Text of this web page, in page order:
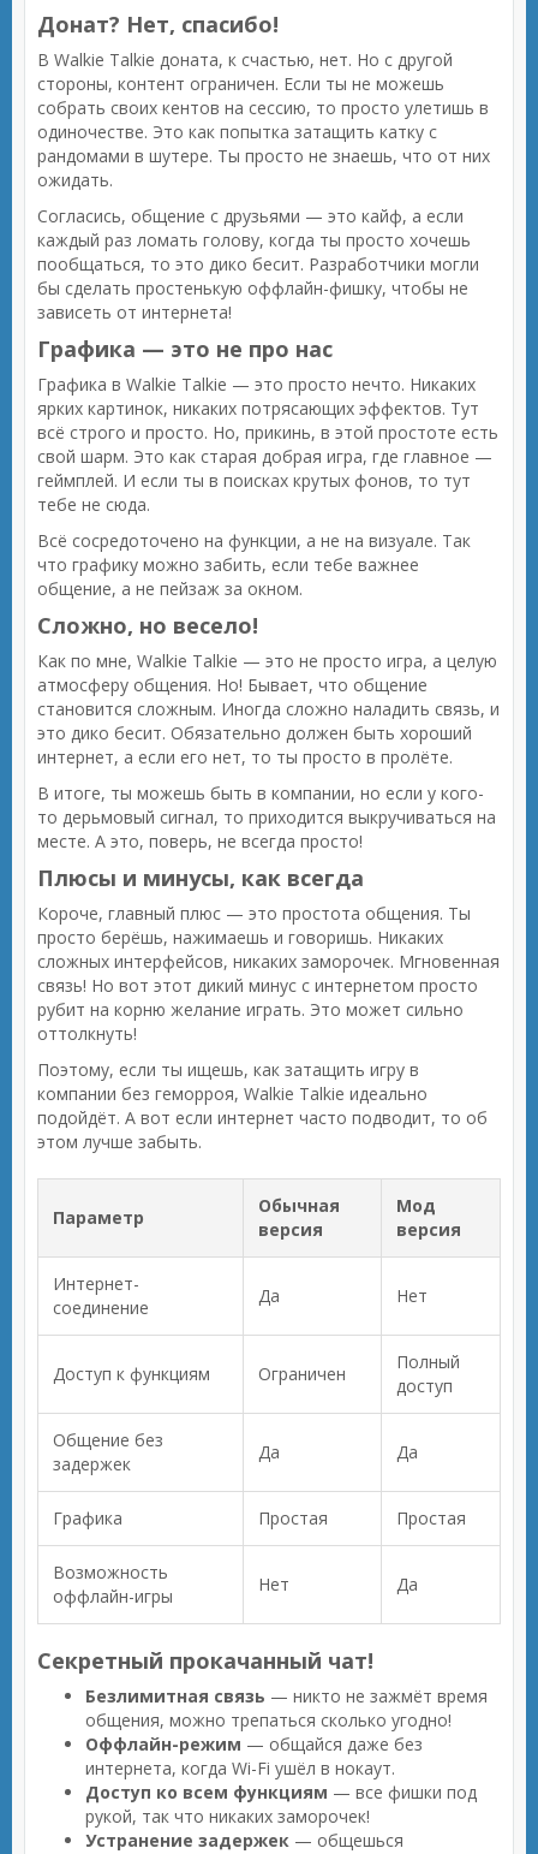
Донат? Нет, спасибо!
В Walkie Talkie доната, к счастью, нет. Но с другой
стороны, контент ограничен. Если ты не можешь
собрать своих кентов на сессию, то просто улетишь в
одиночестве. Это как попытка затащить катку с
рандомами в шутере. Ты просто не знаешь, что от них
ожидать.
Согласись, общение с друзьями — это кайф, а если
каждый раз ломать голову, когда ты просто хочешь
пообщаться, то это дико бесит. Разработчики могли
бы сделать простенькую оффлайн-фишку, чтобы не
зависеть от интернета!
Графика — это не про нас
Графика в Walkie Talkie — это просто нечто. Никаких
ярких картинок, никаких потрясающих эффектов. Тут
всё строго и просто. Но, прикинь, в этой простоте есть
свой шарм. Это как старая добрая игра, где главное —
геймплей. И если ты в поисках крутых фонов, то тут
тебе не сюда.
Всё сосредоточено на функции, а не на визуале. Так
что графику можно забить, если тебе важнее
общение, а не пейзаж за окном.
Сложно, но весело!
Как по мне, Walkie Talkie — это не просто игра, а целую
атмосферу общения. Но! Бывает, что общение
становится сложным. Иногда сложно наладить связь, и
это дико бесит. Обязательно должен быть хороший
интернет, а если его нет, то ты просто в пролёте.
В итоге, ты можешь быть в компании, но если у кого-
то дерьмовый сигнал, то приходится выкручиваться на
месте. А это, поверь, не всегда просто!
Плюсы и минусы, как всегда
Короче, главный плюс — это простота общения. Ты
просто берёшь, нажимаешь и говоришь. Никаких
сложных интерфейсов, никаких заморочек. Мгновенная
связь! Но вот этот дикий минус с интернетом просто
рубит на корню желание играть. Это может сильно
оттолкнуть!
Поэтому, если ты ищешь, как затащить игру в
компании без геморроя, Walkie Talkie идеально
подойдёт. А вот если интернет часто подводит, то об
этом лучше забыть.
Параметр
Обычная
версия
Мод
версия
Интернет-
соединение
Да Нет
Доступ к функциям Ограничен
Полный
доступ
Общение без
задержек
Да Да
Графика Простая Простая
Возможность
оффлайн-игры
Нет Да
Секретный прокачанный чат!
Безлимитная связь — никто не зажмёт время
общения, можно трепаться сколько угодно!
Оффлайн-режим — общайся даже без
интернета, когда Wi-Fi ушёл в нокаут.
Доступ ко всем функциям — все фишки под
рукой, так что никаких заморочек!
Устранение задержек — общешься